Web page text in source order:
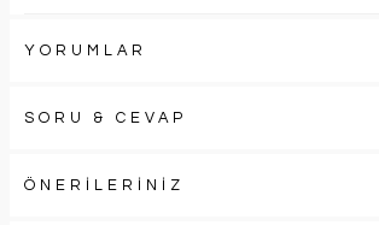
YORUMLAR
SORU & CEVAP
ÖNERİLERİNİZ